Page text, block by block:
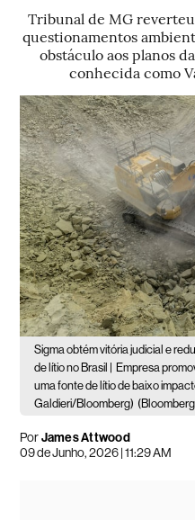
Tribunal de MG
questionamentos
obstáculo aos planos
conhecida como
Sigma obtém vitória judicial e
de lítio no Brasil |
Empresa
uma fonte de lítio de baixo
Galdieri/Bloomberg)
PorJames Attwood
09 de Junho, 2026 | 11:29 AM